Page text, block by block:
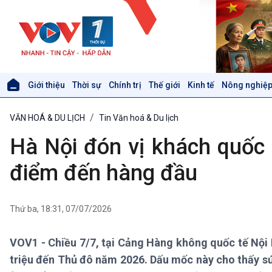
Giới thiệu Thời sự Chính trị Thế giới Kinh tế Nông
Thời sự 6h
Thời sự 12h
Thời sự 18h
Thời sự 21h30
Bản tin
Xã hội
Tin Đời sống & Xã hội
Khoa học & Công nghệ
Tin Khoa học & Công nghệ
VĂN HOÁ & DU LỊCH Tin Văn hoá & Du lịch
Hà Nội đón vị khách
điểm đến hàng đầu
Thứ ba, 18:31, 07/07/2026
VOV1 - Chiều 7/7, tại Cảng Hàng không quốc tế
triệu đến Thủ đô năm 2026. Dấu mốc này cho thấy